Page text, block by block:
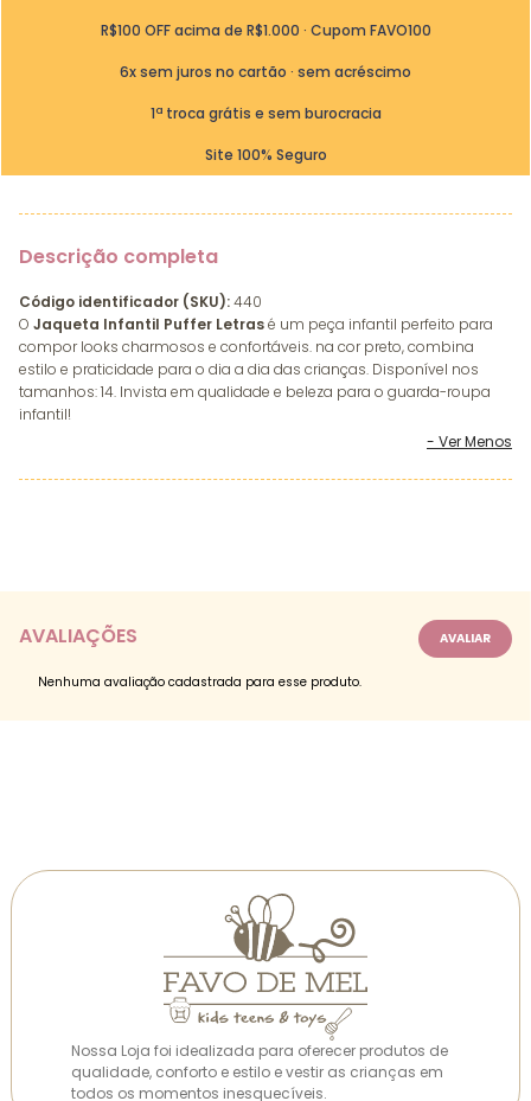
R$100 OFF acima de R$1.000 · Cupom FAVO100
6x sem juros no cartão · sem acréscimo
1ª troca grátis e sem burocracia
Site 100% Seguro
Descrição completa
Código identificador (SKU):440
O Jaqueta Infantil Puffer Letrasé um peça infantil perfeito para
compor looks charmosos e confortáveis. na cor preto, combina
estilo e praticidade para o dia a dia das crianças. Disponível nos
tamanhos: 14. Invista em qualidade e beleza para o guarda-roupa
infantil!
AVALIAÇÕES
Nenhuma avaliação cadastrada para esse produto.
Nossa Loja foi idealizada para oferecer produtos de
qualidade, conforto e estilo e vestir as crianças em
todos os momentos inesquecíveis.